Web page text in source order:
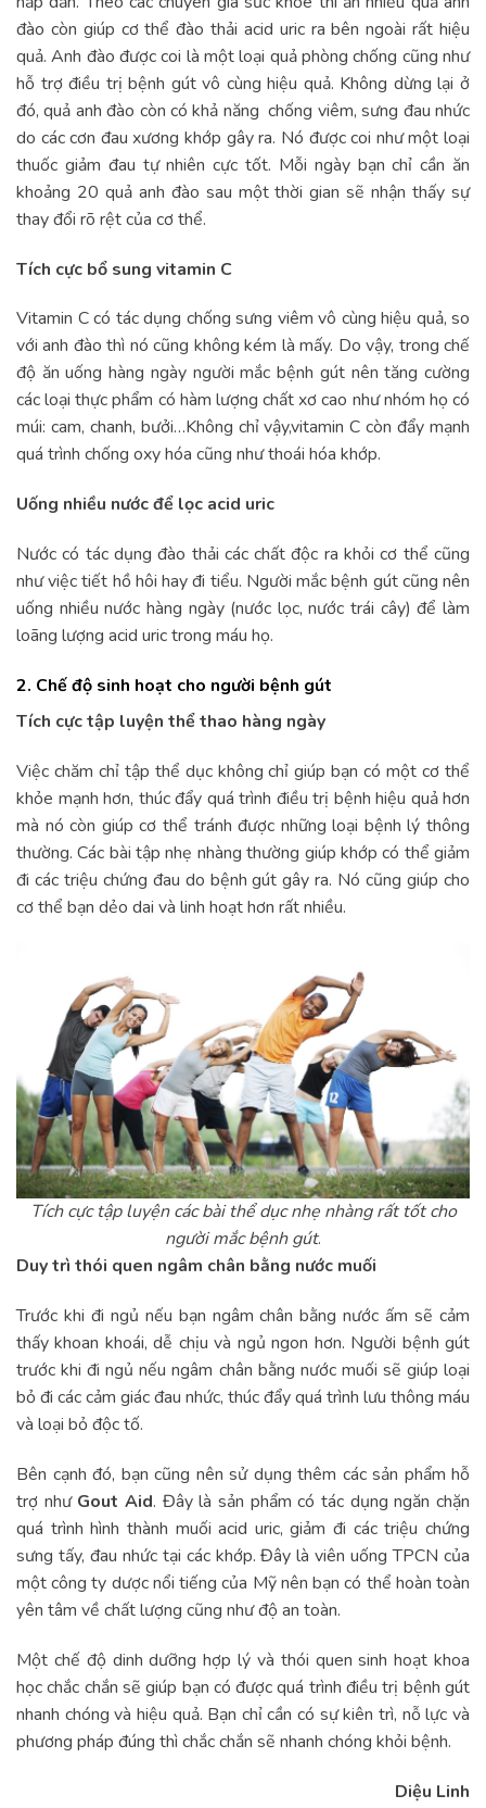
đào còn giúp cơ thể đào thải acid uric ra bên ngoài rất hiệu
quả. Anh đào được coi là một loại quả phòng chống cũng như
hỗ trợ điều trị bệnh gút vô cùng hiệu quả. Không dừng lại ở
đó, quả anh đào còn có khả năng chống viêm, sưng đau nhức
do các cơn đau xương khớp gây ra. Nó được coi như một loại
thuốc giảm đau tự nhiên cực tốt. Mỗi ngày bạn chỉ cần ăn
khoảng 20 quả anh đào sau một thời gian sẽ nhận thấy sự
thay đổi rõ rệt của cơ thể.
Tích cực bổ sung vitamin C
Vitamin C có tác dụng chống sưng viêm vô cùng hiệu quả, so
với anh đào thì nó cũng không kém là mấy. Do vậy, trong chế
độ ăn uống hàng ngày người mắc bệnh gút nên tăng cường
các loại thực phẩm có hàm lượng chất xơ cao như nhóm họ có
múi: cam, chanh, bưởi…Không chỉ vậy,vitamin C còn đẩy mạnh
quá trình chống oxy hóa cũng như thoái hóa khớp.
Uống nhiều nước để lọc acid uric
Nước có tác dụng đào thải các chất độc ra khỏi cơ thể cũng
như việc tiết hồ hôi hay đi tiểu. Người mắc bệnh gút cũng nên
uống nhiều nước hàng ngày (nước lọc, nước trái cây) để làm
loãng lượng acid uric trong máu họ.
2. Chế độ sinh hoạt cho người bệnh gút
Tích cực tập luyện thể thao hàng ngày
Việc chăm chỉ tập thể dục không chỉ giúp bạn có một cơ thể
khỏe mạnh hơn, thúc đẩy quá trình điều trị bệnh hiệu quả hơn
mà nó còn giúp cơ thể tránh được những loại bệnh lý thông
thường. Các bài tập nhẹ nhàng thường giúp khớp có thể giảm
đi các triệu chứng đau do bệnh gút gây ra. Nó cũng giúp cho
cơ thể bạn dẻo dai và linh hoạt hơn rất nhiều.
Tích cực tập luyện các bài thể dục nhẹ nhàng rất tốt cho
người mắc bệnh gút.
Duy trì thói quen ngâm chân bằng nước muối
Trước khi đi ngủ nếu bạn ngâm chân bằng nước ấm sẽ cảm
thấy khoan khoái, dễ chịu và ngủ ngon hơn. Người bệnh gút
trước khi đi ngủ nếu ngâm chân bằng nước muối sẽ giúp loại
bỏ đi các cảm giác đau nhức, thúc đẩy quá trình lưu thông máu
và loại bỏ độc tố.
Bên cạnh đó, bạn cũng nên sử dụng thêm các sản phẩm hỗ
trợ như Gout Aid. Đây là sản phẩm có tác dụng ngăn chặn
quá trình hình thành muối acid uric, giảm đi các triệu chứng
sưng tấy, đau nhức tại các khớp. Đây là viên uống TPCN của
một công ty dược nổi tiếng của Mỹ nên bạn có thể hoàn toàn
yên tâm về chất lượng cũng như độ an toàn.
Một chế độ dinh dưỡng hợp lý và thói quen sinh hoạt khoa
học chắc chắn sẽ giúp bạn có được quá trình điều trị bệnh gút
nhanh chóng và hiệu quả. Bạn chỉ cần có sự kiên trì, nỗ lực và
phương pháp đúng thì chắc chắn sẽ nhanh chóng khỏi bệnh.
Diệu Linh